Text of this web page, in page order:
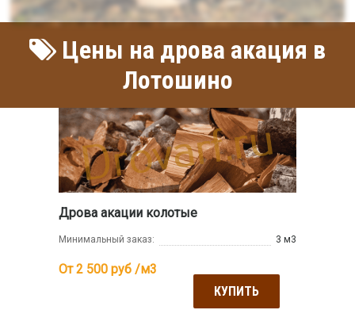
Цены на дрова акация в
Лотошино
Дрова акации колотые
Минимальный заказ: 3 м3
От 2 500 руб /м3
КУПИТЬ